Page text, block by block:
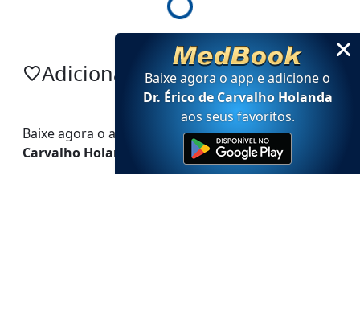
Loading...
Adicionar no app
Baixe agora o app e adicioneoDr. Érico de
Carvalho Holanda
aos seus favoritos.
Baixe agora o app e adicioneo
Dr. Érico de Carvalho Holanda
aos seus favoritos.